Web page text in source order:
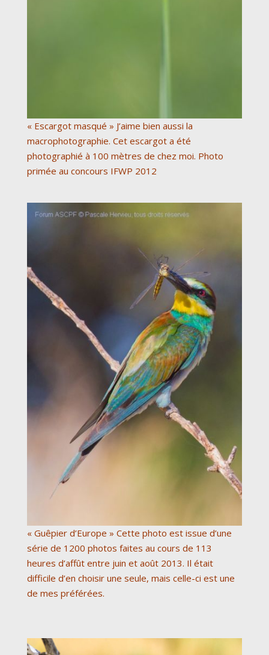
« Escargot masqué » J’aime bien aussi la
macrophotographie. Cet escargot a été
photographié à 100 mètres de chez moi. Photo
primée au concours IFWP 2012
« Guêpier d’Europe » Cette photo est issue d’une
série de 1200 photos faites au cours de 113
heures d’affût entre juin et août 2013. Il était
difficile d’en choisir une seule, mais celle-ci est une
de mes préférées.